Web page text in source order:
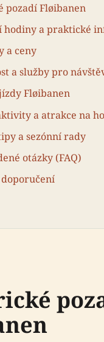
pozadí Fløibanen
hodiny a praktické
a ceny
a služby pro
Fløibanen
a atrakce na
a sezónní rady
otázky (FAQ)